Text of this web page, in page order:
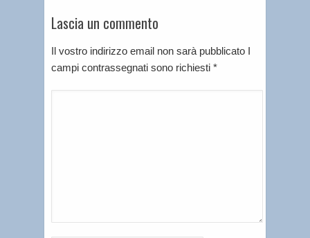
Lascia un commento
Il vostro indirizzo email non sarà pubblicato I
campi contrassegnati sono richiesti *